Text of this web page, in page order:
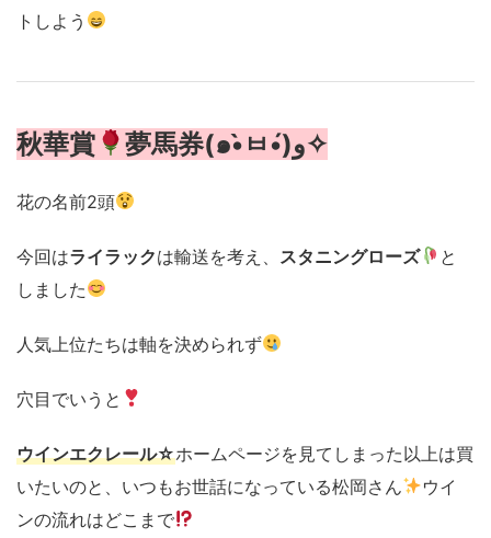
トしよう
秋華賞 夢馬券(๑•̀ㅂ•́)و✧
花の名前2頭
今回はライラックは輸送を考え、 スタニングローズ
と
しました
人気上位たちは軸を決められず
穴目でいうと
ウインエクレール☆ホームページを見てしまった以上は買
いたいのと、いつもお世話になっている松岡さん
ウイ
ンの流れはどこまで